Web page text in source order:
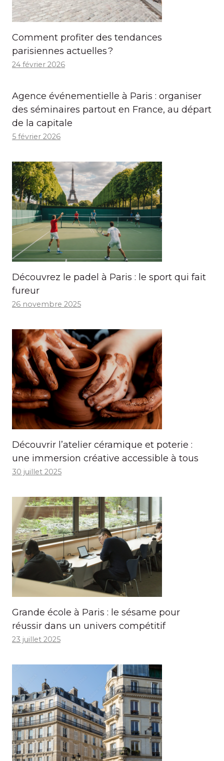
Comment profiter des tendances
parisiennes actuelles ?
24 février 2026
Agence événementielle à Paris : organiser
des séminaires partout en France, au départ
de la capitale
5 février 2026
Découvrez le padel à Paris : le sport qui fait
fureur
26 novembre 2025
Découvrir l’atelier céramique et poterie :
une immersion créative accessible à tous
30 juillet 2025
Grande école à Paris : le sésame pour
réussir dans un univers compétitif
23 juillet 2025